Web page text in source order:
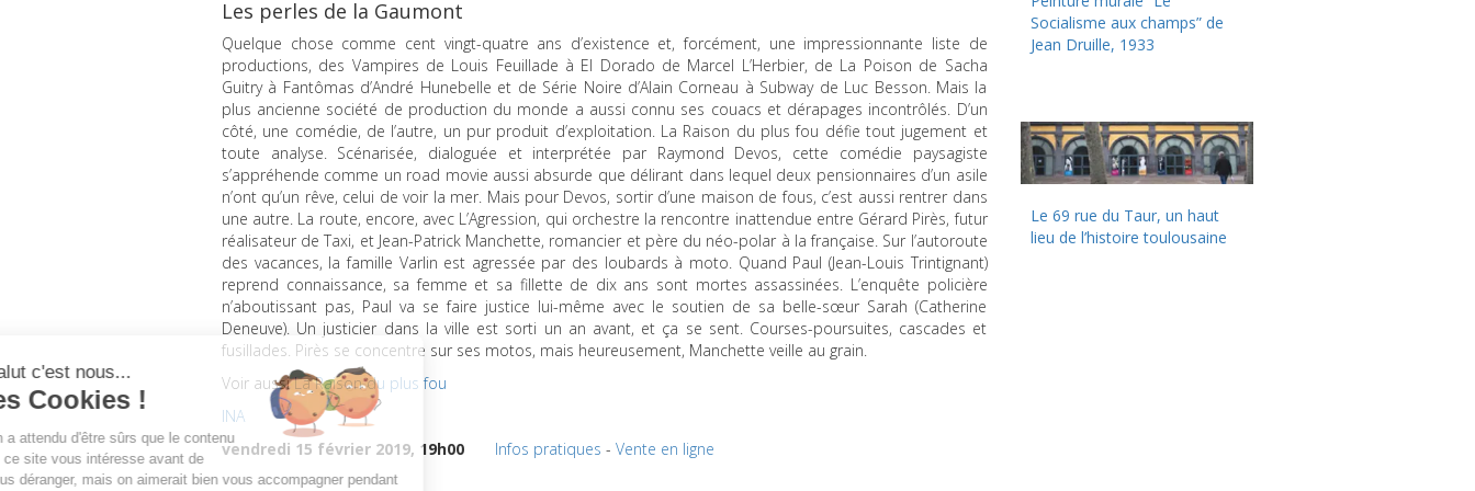
Les perles de la Gaumont
Quelque chose comme cent vingt-quatre ans d’existence et, forcément, une impressionnante liste de
productions, des Vampires de Louis Feuillade à El Dorado de Marcel L’Herbier, de La Poison de Sacha
Guitry à Fantômas d’André Hunebelle et de Série Noire d’Alain Corneau à Subway de Luc Besson. Mais la
plus ancienne société de production du monde a aussi connu ses couacs et dérapages incontrôlés. D’un
côté, une comédie, de l’autre, un pur produit d’exploitation. La Raison du plus fou défie tout jugement et
toute analyse. Scénarisée, dialoguée et interprétée par Raymond Devos, cette comédie paysagiste
s’appréhende comme un road movie aussi absurde que délirant dans lequel deux pensionnaires d’un asile
n’ont qu’un rêve, celui de voir la mer. Mais pour Devos, sortir d’une maison de fous, c’est aussi rentrer dans
une autre. La route, encore, avec L’Agression, qui orchestre la rencontre inattendue entre Gérard Pirès, futur
réalisateur de Taxi, et Jean-Patrick Manchette, romancier et père du néo-polar à la française. Sur l’autoroute
des vacances, la famille Varlin est agressée par des loubards à moto. Quand Paul (Jean-Louis Trintignant)
reprend connaissance, sa femme et sa fillette de dix ans sont mortes assassinées. L’enquête policière
n’aboutissant pas, Paul va se faire justice lui-même avec le soutien de sa belle-sœur Sarah (Catherine
Deneuve). Un justicier dans la ville est sorti un an avant, et ça se sent. Courses-poursuites, cascades et
fusillades. Pirès se concentre sur ses motos, mais heureusement, Manchette veille au grain.
Voir aussiLa Raison du plus fou
INA
vendredi 15 février 2019, 19h00
Infos pratiques - Vente en ligne
Socialisme aux champs” de
Jean Druille, 1933
Le 69 rue du Taur, un haut
lieu de l’histoire toulousaine